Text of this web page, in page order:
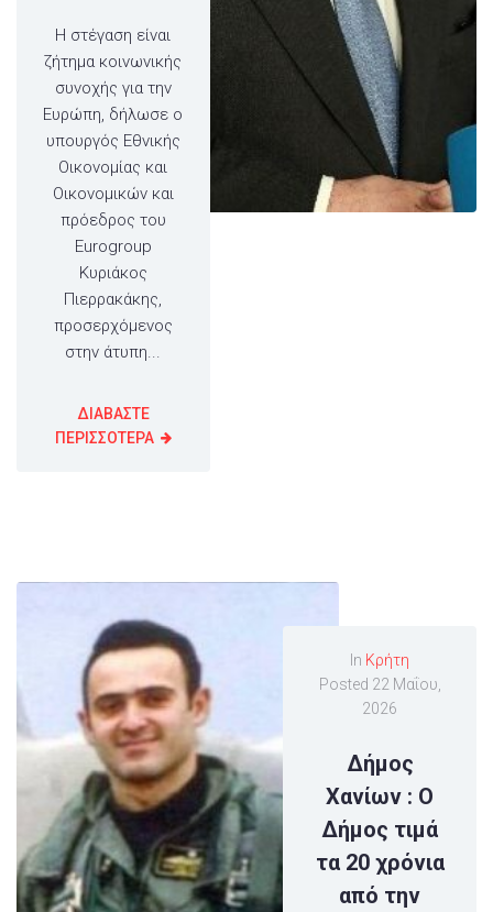
Η στέγαση είναι
ζήτημα κοινωνικής
συνοχής για την
Ευρώπη, δήλωσε ο
υπουργός Εθνικής
Οικονομίας και
Οικονομικών και
πρόεδρος του
Eurogroup
Κυριάκος
Πιερρακάκης,
προσερχόμενος
στην άτυπη...
ΔΙΑΒΑΣΤΕ
ΠΕΡΙΣΣΟΤΕΡΑ
In Κρήτη
Posted 22 Μαΐου,
2026
Δήμος
Χανίων : Ο
Δήμος τιμά
τα 20 χρόνια
από την